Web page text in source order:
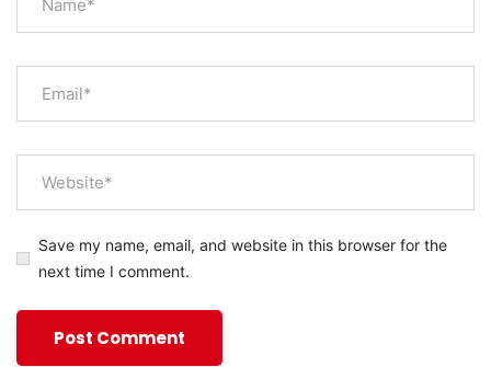
Save my name, email, and website in this browser for the
next time I comment.